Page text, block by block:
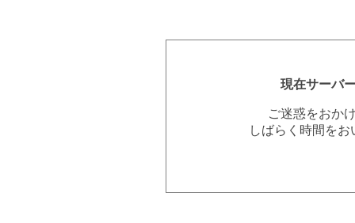
現在サーバ
ご迷惑をおか
しばらく時間を